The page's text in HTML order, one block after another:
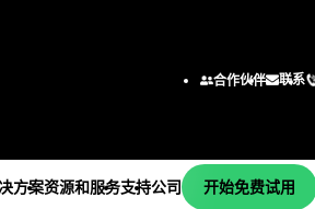
合作伙伴
联系
方案资源和服务支持公司 开始免费试用